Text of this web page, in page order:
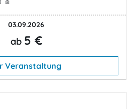
03.09.2026
ab 5 €
Veranstaltung